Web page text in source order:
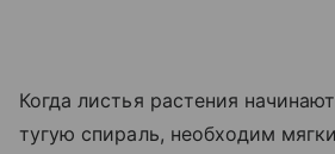
Когда листья растения
тугую спираль, необходим